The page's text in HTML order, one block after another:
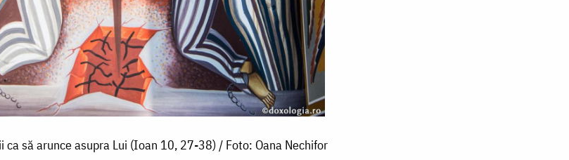
să arunce asupra Lui (Ioan 10, 27-38) / Foto: Oana Nechifor